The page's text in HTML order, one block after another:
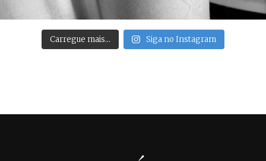
Carregue mais… Siga no Instagram